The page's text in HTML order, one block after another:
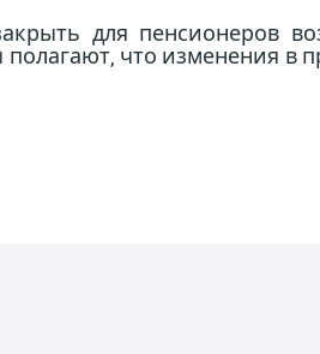
для пенсионеров
что изменения в